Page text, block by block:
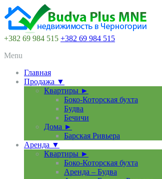
+382 69 984 515 +382 69 984 515
Menu
Главная
Продажа ▼
Квартиры ►
Боко-Которская бухта
Будва
Бечичи
Дома ►
Барская Ривьера
Аренда ▼
Квартиры ►
Боко-Которская бухта
Аренда – Будва